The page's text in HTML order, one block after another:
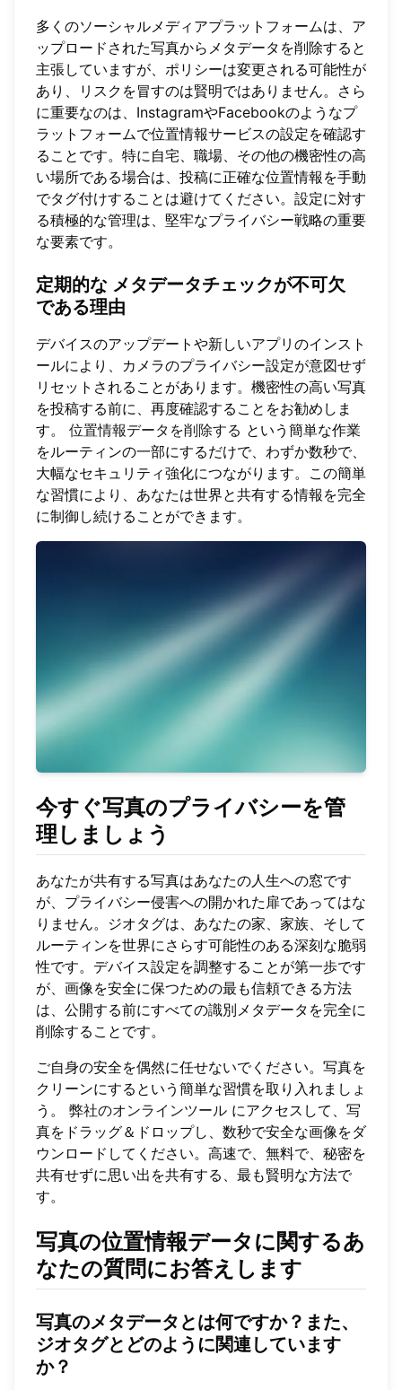
多くのソーシャルメディアプラットフォームは、ア
ップロードされた写真からメタデータを削除すると
主張していますが、ポリシーは変更される可能性が
あり、リスクを冒すのは賢明ではありません。さら
に重要なのは、InstagramやFacebookのようなプ
ラットフォームで位置情報サービスの設定を確認す
ることです。特に自宅、職場、その他の機密性の高
い場所である場合は、投稿に正確な位置情報を手動
でタグ付けすることは避けてください。設定に対す
る積極的な管理は、堅牢なプライバシー戦略の重要
な要素です。
定期的な メタデータチェックが不可欠
である理由
デバイスのアップデートや新しいアプリのインスト
ールにより、カメラのプライバシー設定が意図せず
リセットされることがあります。機密性の高い写真
を投稿する前に、再度確認することをお勧めしま
す。 位置情報データを削除する という簡単な作業
をルーティンの一部にするだけで、わずか数秒で、
大幅なセキュリティ強化につながります。この簡単
な習慣により、あなたは世界と共有する情報を完全
に制御し続けることができます。
今すぐ写真のプライバシーを管
理しましょう
あなたが共有する写真はあなたの人生への窓です
が、プライバシー侵害への開かれた扉であってはな
りません。ジオタグは、あなたの家、家族、そして
ルーティンを世界にさらす可能性のある深刻な脆弱
性です。デバイス設定を調整することが第一歩です
が、画像を安全に保つための最も信頼できる方法
は、公開する前にすべての識別メタデータを完全に
削除することです。
ご自身の安全を偶然に任せないでください。写真を
クリーンにするという簡単な習慣を取り入れましょ
う。 弊社のオンラインツール にアクセスして、写
真をドラッグ＆ドロップし、数秒で安全な画像をダ
ウンロードしてください。高速で、無料で、秘密を
共有せずに思い出を共有する、最も賢明な方法で
す。
写真の位置情報データに関するあ
なたの質問にお答えします
写真のメタデータとは何ですか？また、
ジオタグとどのように関連しています
か？